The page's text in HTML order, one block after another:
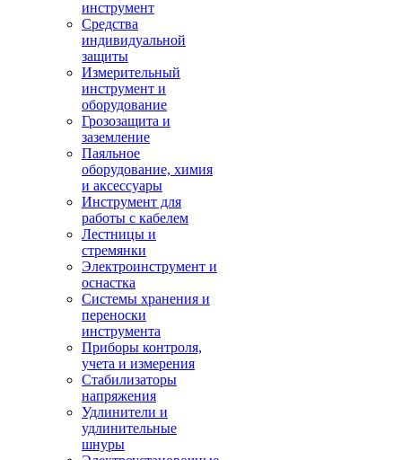
инструмент
Средства
индивидуальной
защиты
Измерительный
инструмент и
оборудование
Грозозащита и
заземление
Паяльное
оборудование, химия
и аксессуары
Инструмент для
работы с кабелем
Лестницы и
стремянки
Электроинструмент и
оснастка
Системы хранения и
переноски
инструмента
Приборы контроля,
учета и измерения
Стабилизаторы
напряжения
Удлинители и
удлинительные
шнуры